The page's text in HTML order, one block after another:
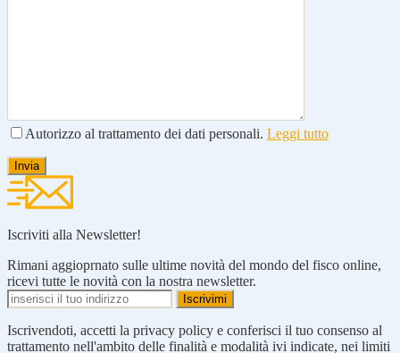
Autorizzo al trattamento dei dati personali. Leggi tutto
Iscriviti alla Newsletter!
Rimani aggioprnato sulle ultime novità del mondo del fisco online,
ricevi tutte le novità con la nostra newsletter.
Iscrivendoti, accetti la privacy policy e conferisci il tuo consenso al
trattamento nell'ambito delle finalità e modalità ivi indicate, nei limiti